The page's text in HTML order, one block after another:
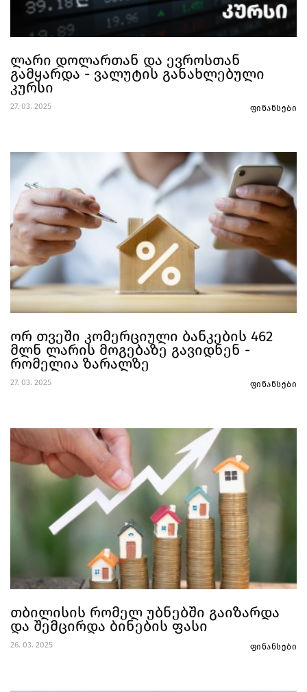
ლარი დოლართან და ევროსთან
გამყარდა - ვალუტის განახლებული
კურსი
27. 03. 2025 ფინანსები
ორ თვეში კომერციული ბანკების 462
მლნ ლარის მოგებაზე გავიდნენ -
რომელია ზარალზე
27. 03. 2025 ფინანსები
თბილისის რომელ უბნებში გაიზარდა
და შემცირდა ბინების ფასი
26. 03. 2025 ფინანსები